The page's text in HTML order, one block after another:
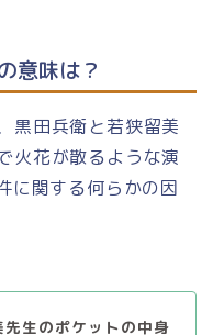
意味は？
黒田兵衛と若狭留美
火花が散るような演
に関する何らかの因
先生のポケットの中身